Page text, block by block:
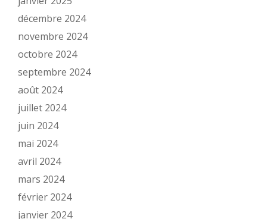
décembre 2024
novembre 2024
octobre 2024
septembre 2024
août 2024
juillet 2024
juin 2024
mai 2024
avril 2024
mars 2024
février 2024
janvier 2024